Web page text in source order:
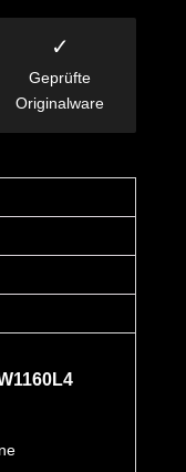
✓
Geprüfte
Originalware